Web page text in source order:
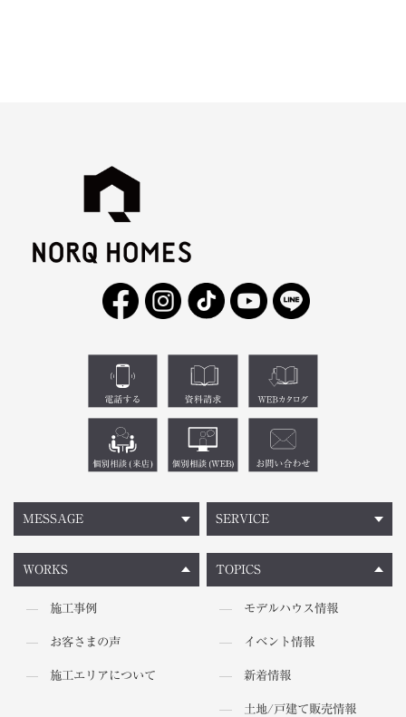
MESSAGE
WORKS
施工事例
お客さまの声
施工エリアについて
TOPICS
モデルハウス情報
イベント情報
新着情報
土地/戸建て販売情報
SERVICE